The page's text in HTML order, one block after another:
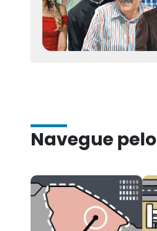
Navegue